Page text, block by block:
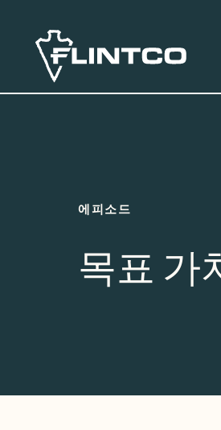
에피소드
목표 가